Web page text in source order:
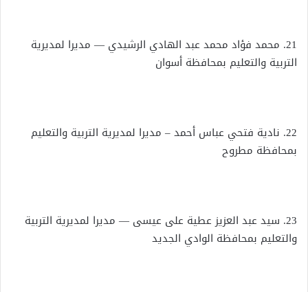
21. محمد فؤاد محمد عبد الهادي الرشيدي — مديرا لمديرية
التربية والتعليم بمحافظة أسوان
22. نادية فتحي عباس أحمد – مديرا لمديرية التربية والتعليم
بمحافظة مطروح
23. سيد عبد العزيز عطية على عيسى — مديرا لمديرية التربية
والتعليم بمحافظة الوادي الجديد